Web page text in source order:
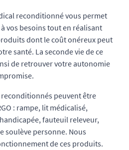
reconditionné vous permet
vos besoins tout en réalisant
dont le coût onéreux peut
santé. La seconde vie de ce
de retrouver votre autonomie
peuvent être
: rampe, lit médicalisé,
fauteuil releveur,
soulève personne. Nous
de ces produits.